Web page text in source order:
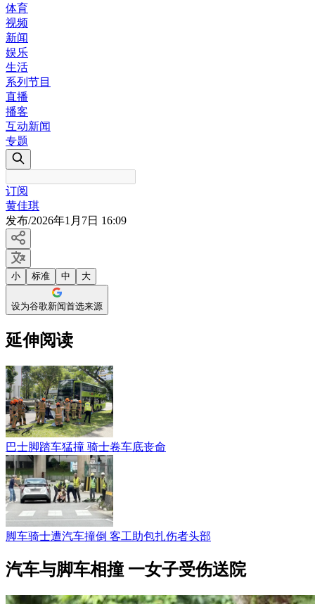
体育
视频
新闻
娱乐
生活
系列节目
直播
播客
互动新闻
专题
订阅
黄佳琪
发布/2026年1月7日 16:09
小 标准 中 大
设为谷歌新闻首选来源
延伸阅读
巴士脚踏车猛撞 骑士卷车底丧命
脚车骑士遭汽车撞倒 客工助包扎伤者头部
汽车与脚车相撞 一女子受伤送院